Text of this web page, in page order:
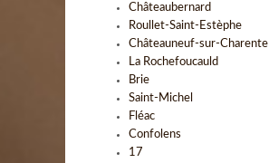
Châteaubernard
Roullet-Saint-Estèphe
Châteauneuf-sur-Charente
La Rochefoucauld
Brie
Saint-Michel
Fléac
Confolens
17